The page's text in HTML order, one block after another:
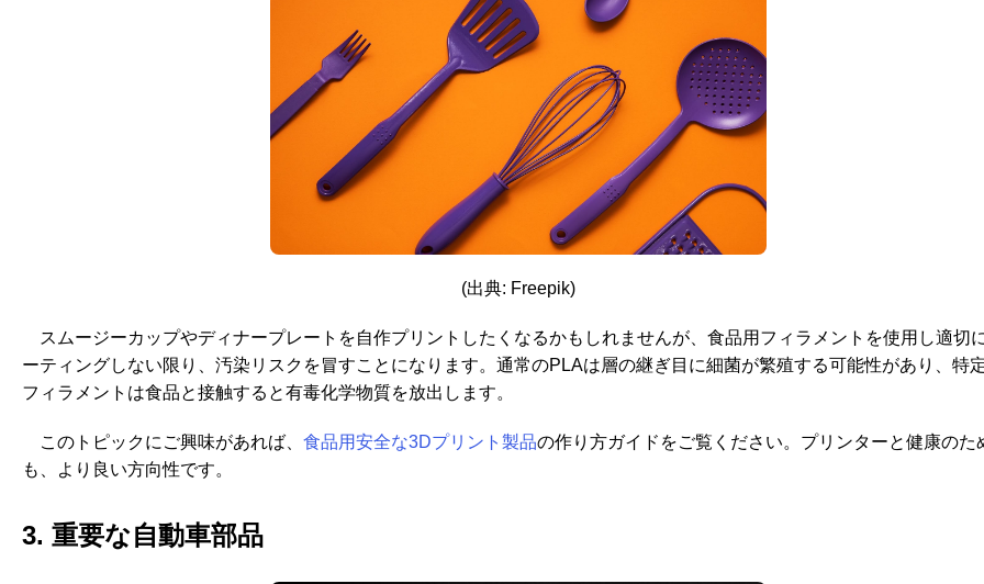
(出典: Freepik)
スムージーカップやディナープレートを自作プリントしたくなるかもしれませんが、食品用フィラメントを使用し適切
ーティングしない限り、汚染リスクを冒すことになります。通常のPLAは層の継ぎ目に細菌が繁殖する可能性があり、特
フィラメントは食品と接触すると有毒化学物質を放出します。
このトピックにご興味があれば、 食品用安全な3Dプリント製品の作り方ガイドをご覧ください。プリンターと健康のた
も、より良い方向性です。
3. 重要な自動車部品